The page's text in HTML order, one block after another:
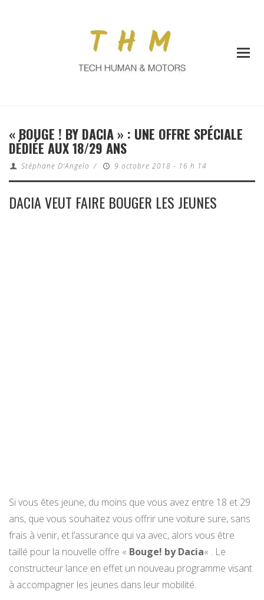
« BOUGE ! BY DACIA » : UNE OFFRE SPÉCIALE
DÉDIÉE AUX 18/29 ANS
Stéphane D'Angelo / 9 octobre 2018 - 16 h 14
DACIA VEUT FAIRE BOUGER LES JEUNES
Si vous êtes jeune, du moins que vous avez entre 18 et 29
ans, que vous souhaitez vous offrir une voiture sure, sans
frais à venir, et l’assurance qui va avec, alors vous être
taillé pour la nouvelle offre « Bouge! by Dacia« . Le
constructeur lance en effet un nouveau programme visant
à accompagner les jeunes dans leur mobilité.